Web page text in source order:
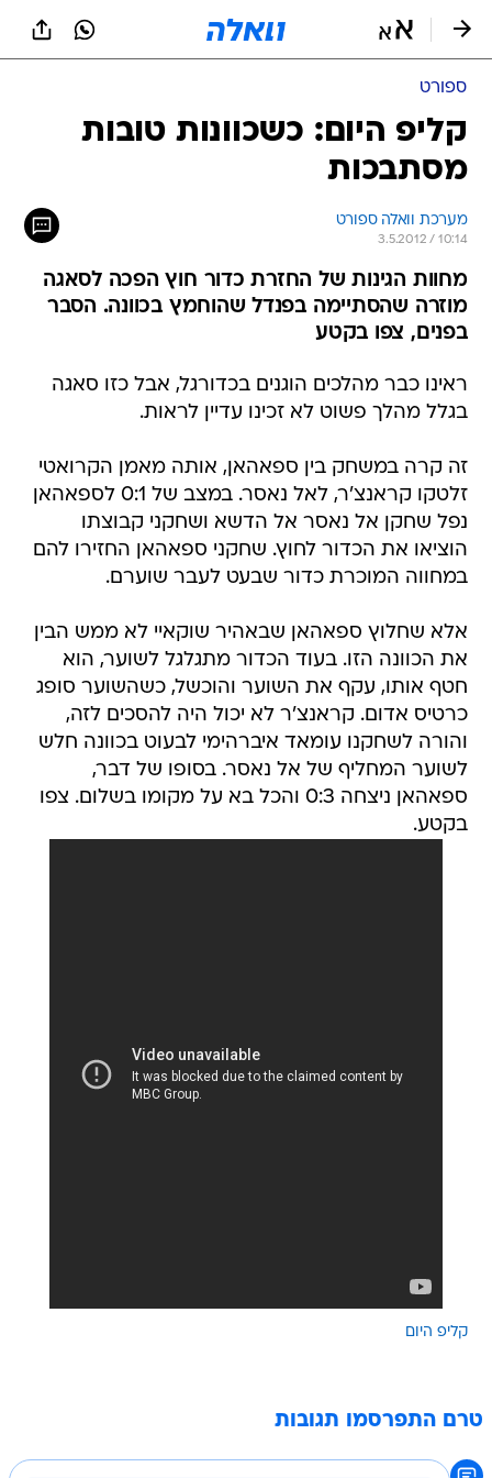
ספורט
קליפ היום: כשכוונות טובות
מסתבכות
מערכת וואלה ספורט
3.5.2012 / 10:14
מחוות הגינות של החזרת כדור חוץ הפכה לסאגה
מוזרה שהסתיימה בפנדל שהוחמץ בכוונה. הסבר
בפנים, צפו בקטע
ראינו כבר מהלכים הוגנים בכדורגל, אבל כזו סאגה
בגלל מהלך פשוט לא זכינו עדיין לראות.
זה קרה במשחק בין ספאהאן, אותה מאמן הקרואטי
זלטקו קראנצ'ר, לאל נאסר. במצב של 0:1 לספאהאן
נפל שחקן אל נאסר אל הדשא ושחקני קבוצתו
הוציאו את הכדור לחוץ. שחקני ספאהאן החזירו להם
במחווה המוכרת כדור שבעט לעבר שוערם.
אלא שחלוץ ספאהאן שבאהיר שוקאיי לא ממש הבין
את הכוונה הזו. בעוד הכדור מתגלגל לשוער, הוא
חטף אותו, עקף את השוער והוכשל, כשהשוער סופג
כרטיס אדום. קראנצ'ר לא יכול היה להסכים לזה,
והורה לשחקנו עומאד איברהימי לבעוט בכוונה חלש
לשוער המחליף של אל נאסר. בסופו של דבר,
ספאהאן ניצחה 0:3 והכל בא על מקומו בשלום. צפו
בקטע.
קליפ היום
טרם התפרסמו תגובות